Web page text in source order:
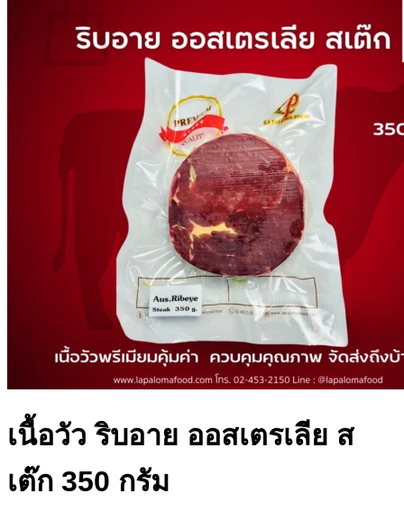
ไม่มีสินค้าในตะกร้า
เนื้อวัว ริบอาย ออสเตรเลีย ส
เต๊ก 350 กรัม